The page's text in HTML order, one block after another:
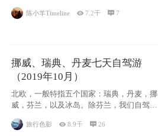
馆
陈小羊Timeline 7.2千 7
挪威、瑞典、丹麦七天自驾游
（2019年10月）
北欧，一般特指五个国家：瑞典，丹麦，挪
威，芬兰，以及冰岛。除芬兰，我们自驾游
旅行色影 8.9千 26